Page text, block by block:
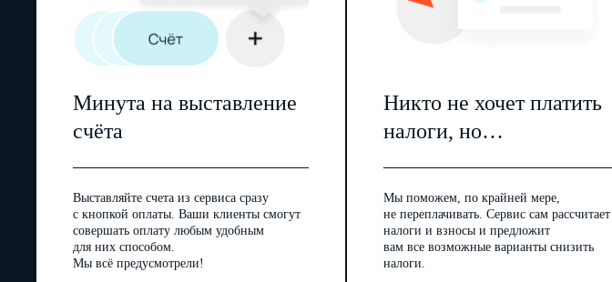
Минута на выставление
счёта
Выставляйте счета из сервиса сразу
с кнопкой оплаты. Ваши клиенты смогут
совершать оплату любым удобным
для них способом.
Мы всё предусмотрели!
Никто не хочет платить
налоги, но…
Мы поможем, по крайней мере,
не переплачивать. Сервис сам рассчитает
налоги и взносы и предложит
вам все возможные варианты снизить
налоги.